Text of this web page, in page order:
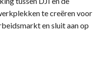
te creëren voor
en sluit aan op